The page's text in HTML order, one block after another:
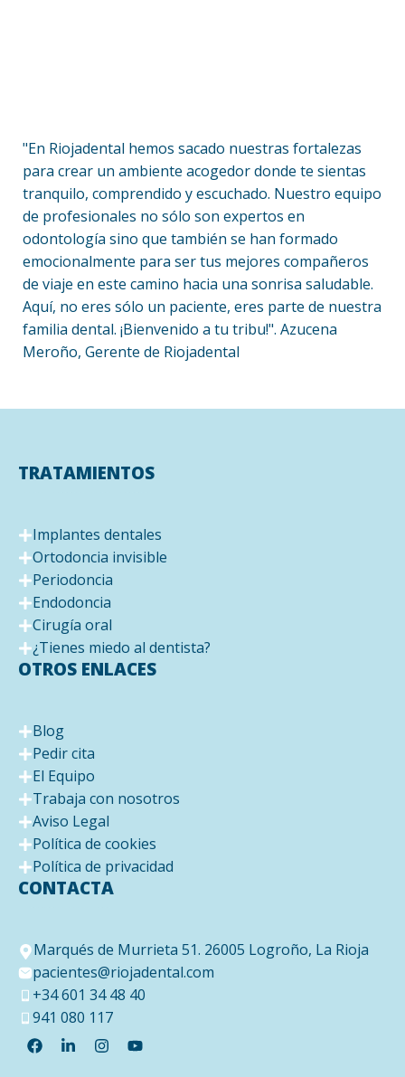
"En Riojadental hemos sacado nuestras fortalezas
para crear un ambiente acogedor donde te sientas
tranquilo, comprendido y escuchado. Nuestro equipo
de profesionales no sólo son expertos en
odontología sino que también se han formado
emocionalmente para ser tus mejores compañeros
de viaje en este camino hacia una sonrisa saludable.
Aquí, no eres sólo un paciente, eres parte de nuestra
familia dental. ¡Bienvenido a tu tribu!". Azucena
Meroño, Gerente de Riojadental
TRATAMIENTOS
Implantes dentales
Ortodoncia invisible
Periodoncia
Endodoncia
Cirugía oral
¿Tienes miedo al dentista?
OTROS ENLACES
Blog
Pedir cita
El Equipo
Trabaja con nosotros
Aviso Legal
Política de cookies
Política de privacidad
CONTACTA
Marqués de Murrieta 51. 26005 Logroño, La Rioja
pacientes@riojadental.com
+34 601 34 48 40
941 080 117